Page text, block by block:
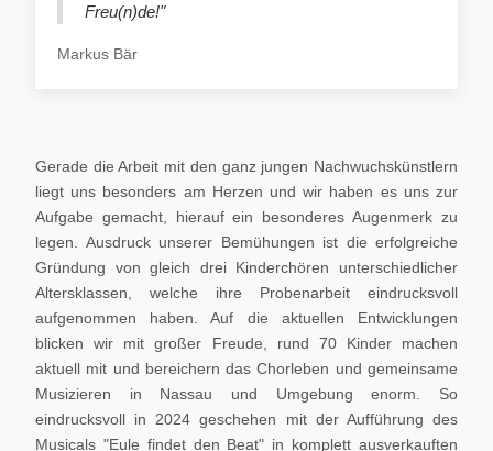
Freu(n)de!"
Markus Bär
Gerade die Arbeit mit den ganz jungen Nachwuchskünstlern
liegt uns besonders am Herzen und wir haben es uns zur
Aufgabe gemacht, hierauf ein besonderes Augenmerk zu
legen. Ausdruck unserer Bemühungen ist die erfolgreiche
Gründung von gleich drei Kinderchören unterschiedlicher
Altersklassen, welche ihre Probenarbeit eindrucksvoll
aufgenommen haben. Auf die aktuellen Entwicklungen
blicken wir mit großer Freude, rund 70 Kinder machen
aktuell mit und bereichern das Chorleben und gemeinsame
Musizieren in Nassau und Umgebung enorm. So
eindrucksvoll in 2024 geschehen mit der Aufführung des
Musicals "Eule findet den Beat" in komplett ausverkauften